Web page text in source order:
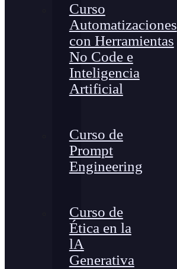
Curso
Automatizaciones
con Herramientas
No Code e
Inteligencia
Artificial
Curso de
Prompt
Engineering
Curso de
Ética en la
lA
Generativa